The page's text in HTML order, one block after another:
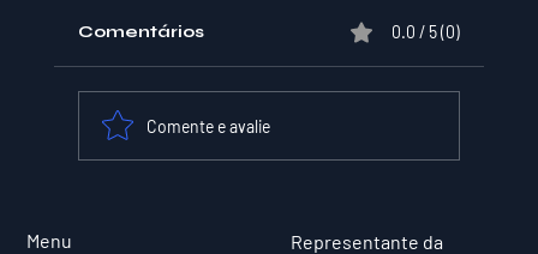
Comentários 0.0 / 5 (0)
Comente e avalie
Menu
Representante da